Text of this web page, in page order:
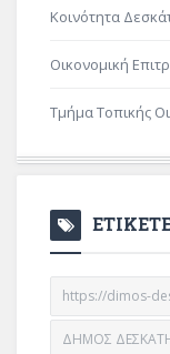
Κοινότητα
Οικονομική
Τμήμα Τοπικής
https://dimos-
ΔΗΜΟΣ